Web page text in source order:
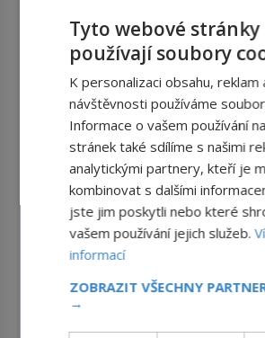
Tyto webové stránky
používají soubory
K personalizaci obsahu, reklam
návštěvnosti používáme
Informace o vašem používání
stránek také sdílíme s našimi
analytickými partnery, kteří je
kombinovat s dalšími
jste jim poskytli nebo které
vašem používání jejich služeb.
informací
ZOBRAZIT VŠECHNY
→